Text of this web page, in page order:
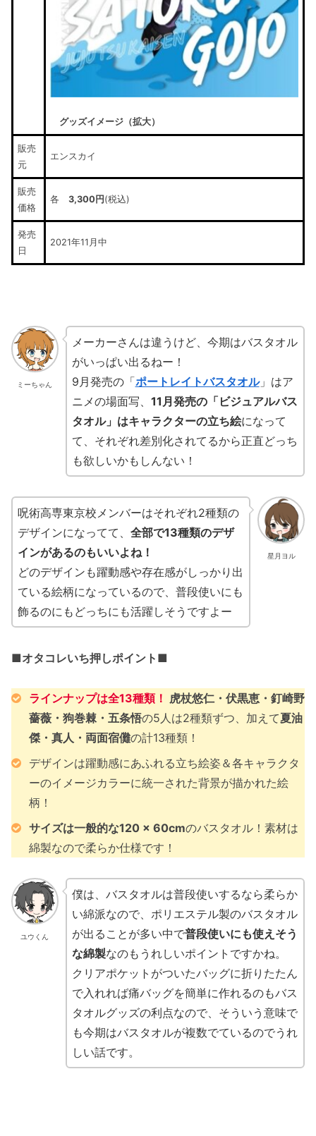
グッズイメージ（拡大）
販売
元
エンスカイ
販売
価格
各 3,300円 (税込)
発売
日
2021年11月中
ミーちゃん
メーカーさんは違うけど、今期はバスタオル
がいっぱい出るねー！
9月発売の「ポートレイトバスタオル」はア
ニメの場面写、 11月発売の「ビジュアルバス
タオル」はキャラクターの立ち絵になって
て、それぞれ差別化されてるから正直どっち
も欲しいかもしんない！
星月ヨル
呪術高専東京校メンバーはそれぞれ2種類の
デザインになってて、 全部で13種類のデザ
インがあるのもいいよね！
どのデザインも躍動感や存在感がしっかり出
ている絵柄になっているので、普段使いにも
飾るのにもどっちにも活躍しそうですよー
■オタコレいち押しポイント■
ラインナップは全13種類！ 虎杖悠仁・伏黒恵・釘崎野
薔薇・狗巻棘・五条悟の5人は2種類ずつ、加えて夏油
傑・真人・両面宿儺の計13種類！
デザインは躍動感にあふれる立ち絵姿＆各キャラクタ
ーのイメージカラーに統一された背景が描かれた絵
柄！
サイズは一般的な120 × 60cmのバスタオル！素材は
綿製なので柔らか仕様です！
ユウくん
僕は、バスタオルは普段使いするなら柔らか
い綿派なので、ポリエステル製のバスタオル
が出ることが多い中で普段使いにも使えそう
な綿製なのもうれしいポイントですかね。
クリアポケットがついたバッグに折りたたん
で入れれば痛バッグを簡単に作れるのもバス
タオルグッズの利点なので、そういう意味で
も今期はバスタオルが複数でているのでうれ
しい話です。